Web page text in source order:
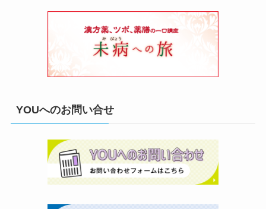
YOUへのお問い合せ